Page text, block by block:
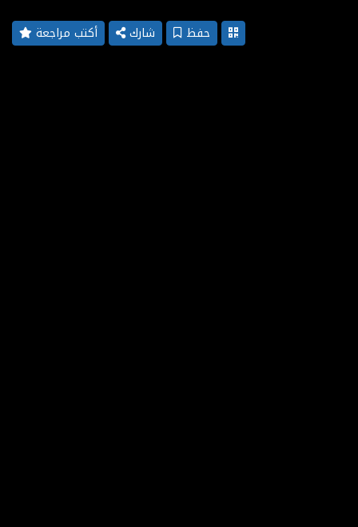
أكتب مراجعة شارك حفظ